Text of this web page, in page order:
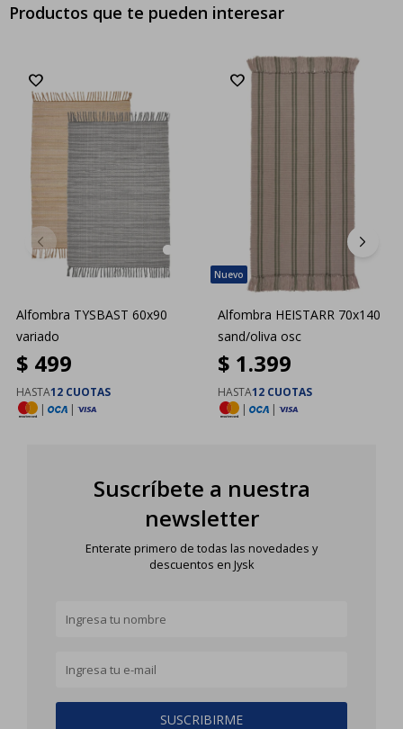
Productos que te pueden interesar
Alfombra TYSBAST 60x90
variado
$ 499
HASTA12 CUOTAS
|
|
Alfombra HEISTARR 70x140
sand/oliva osc
$ 1.399
HASTA12 CUOTAS
|
|
Suscríbete a nuestra
newsletter
Enterate primero de todas las novedades y
descuentos en Jysk
SUSCRIBIRME